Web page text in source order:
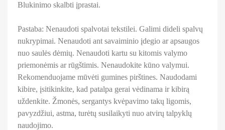
Blukinimo skalbti įprastai.
Pastaba: Nenaudoti spalvotai tekstilei. Galimi dideli spalvų
nukrypimai. Nenaudoti ant savaiminio įdegio ar apsaugos
nuo saulės dėmių. Nenaudoti kartu su kitomis valymo
priemonėmis ar rūgštimis. Nenaudokite kūno valymui.
Rekomenduojame mūvėti gumines pirštines. Naudodami
kibire, įsitikinkite, kad patalpa gerai vėdinama ir kibirą
uždenkite. Žmonės, sergantys kvėpavimo takų ligomis,
pavyzdžiui, astma, turėtų susilaikyti nuo atvirų talpyklų
naudojimo.